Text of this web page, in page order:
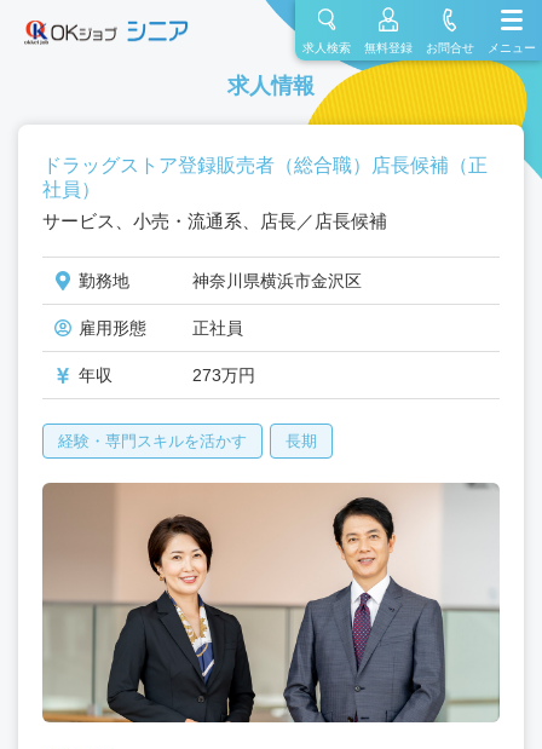
求人検索 無料登録 お問合せ メニュー
求人情報
ドラッグストア登録販売者（総合職）店長候補（正
社員）
サービス、小売・流通系、店長／店長候補
勤務地 神奈川県横浜市金沢区
雇用形態 正社員
年収 273万円
経験・専門スキルを活かす 長期